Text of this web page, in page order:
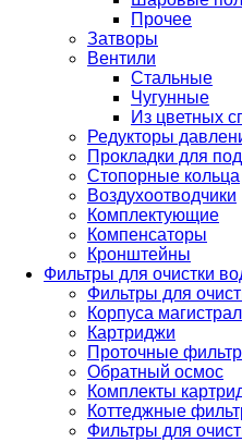
Прочее
Затворы
Вентили
Стальные
Чугунные
Из цветных
Редукторы
Прокладки для
Стопорные кольца
Воздухоотводчики
Комплектующие
Компенсаторы
Кронштейны
Фильтры для очистки
Фильтры для
Корпуса
Картриджи
Проточные
Обратный осмос
Комплекты
Коттеджные
Фильтры для